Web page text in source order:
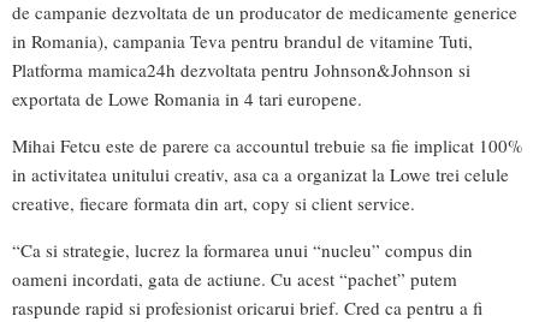
de campanie dezvoltata de un producator de medicamente generice
in Romania), campania Teva pentru brandul de vitamine Tuti,
Platforma mamica24h dezvoltata pentru Johnson&Johnson si
exportata de Lowe Romania in 4 tari europene.
Mihai Fetcu este de parere ca accountul trebuie sa fie implicat 100%
in activitatea unitului creativ, asa ca a organizat la Lowe trei celule
creative, fiecare formata din art, copy si client service.
“Ca si strategie, lucrez la formarea unui “nucleu” compus din
oameni incordati, gata de actiune. Cu acest “pachet” putem
raspunde rapid si profesionist oricarui brief. Cred ca pentru a fi